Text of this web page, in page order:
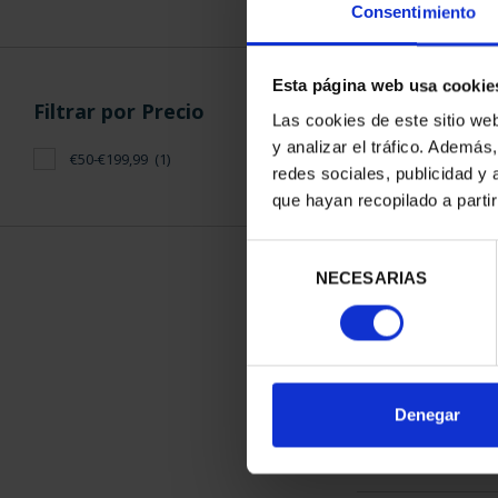
Consentimiento
Esta página web usa
Las cookies de este sitio
y analizar el tráfico.
redes sociales, publicidad y
que hayan recopilado a
consentimiento
NECESARIAS
Denegar
Filtrar por Precio
€50-€199,99 (1)
CIUDADES
ORDENAR POR: